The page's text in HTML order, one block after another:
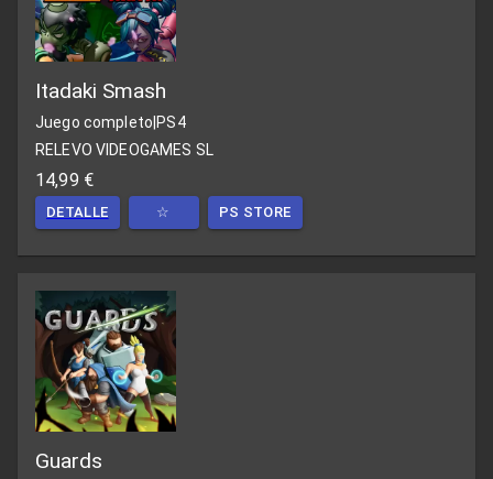
Itadaki Smash
Juego completo PS4
RELEVO VIDEOGAMES SL
14,99 €
DETALLE ☆ PS STORE
Guards